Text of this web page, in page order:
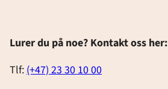
Lurer du på noe? Kontakt oss her:
Tlf:(+47) 23 30 10 00